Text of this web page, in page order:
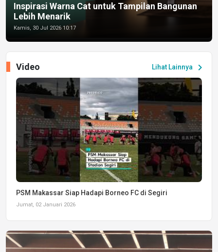
Inspirasi Warna Cat untuk Tampilan Bangunan
Lebih Menarik
Kamis, 30 Jul 2026 10:17
Lihat Lainnya chevron_right
Video
PSM Makassar Siap Hadapi Borneo FC di Segiri
Jumat, 02 Januari 2026